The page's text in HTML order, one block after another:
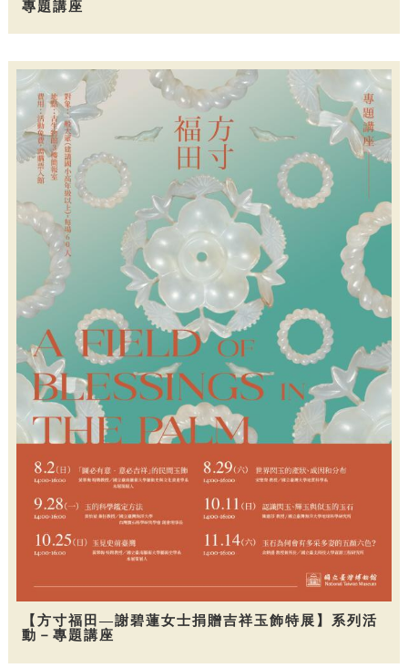
專題講座
【方寸福田—謝碧蓮女士捐贈吉祥玉飾特展】系列活
動－專題講座